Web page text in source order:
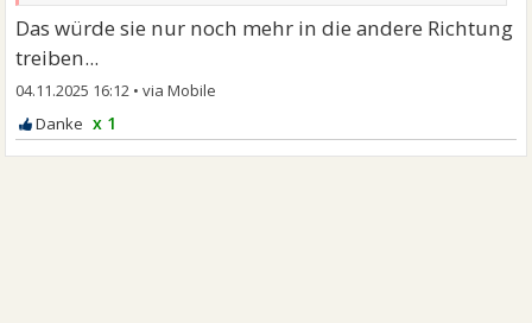
Das würde sie nur noch mehr in die andere Richtung
treiben...
04.11.2025 16:12 •
x 1